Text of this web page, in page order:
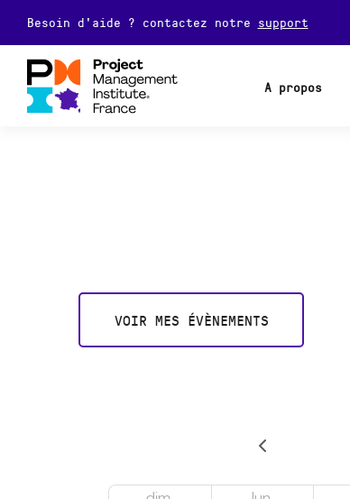
Besoin d'aide ? contactez notre support
A propos
VOIR MES ÉVÈNEMENTS